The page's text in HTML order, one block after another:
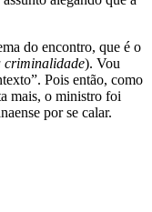
do encontro, que é o
criminalidade). Vou
Pois então, como
mais, o ministro foi
por se calar.